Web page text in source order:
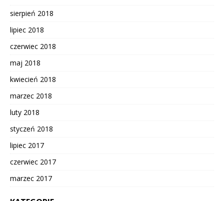
sierpień 2018
lipiec 2018
czerwiec 2018
maj 2018
kwiecień 2018
marzec 2018
luty 2018
styczeń 2018
lipiec 2017
czerwiec 2017
marzec 2017